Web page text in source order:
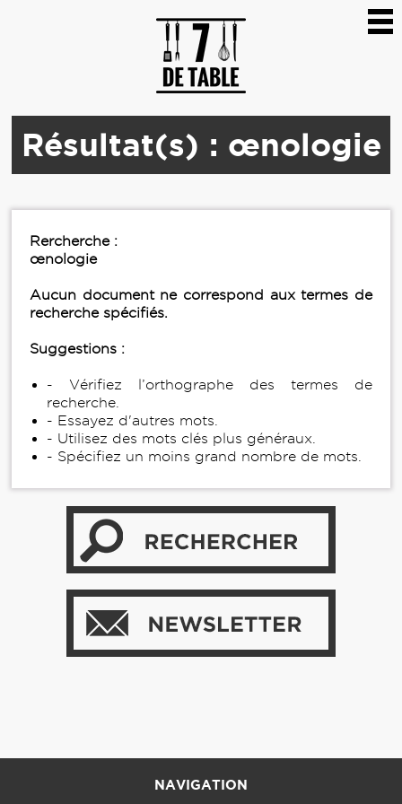
Résultat(s) : œnologie
Rercherche :
œnologie
Aucun document ne correspond aux termes de
recherche spécifiés.
Suggestions :
- Vérifiez l’orthographe des termes de
recherche.
- Essayez d'autres mots.
- Utilisez des mots clés plus généraux.
- Spécifiez un moins grand nombre de mots.
NAVIGATION